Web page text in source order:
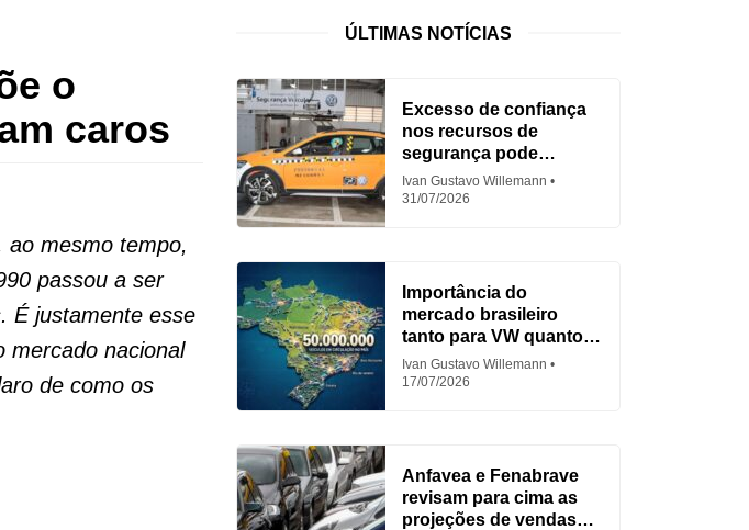
o
caros
ao mesmo tempo,
passou a ser
É justamente esse
mercado nacional
de como os
ÚLTIMAS NOTÍCIAS
Excesso de confiança
nos recursos de
segurança pode
aumentar acidentes
Ivan Gustavo Willemann
31/07/2026
Importância do
mercado brasileiro
tanto para VW quanto
para Fiat
Ivan Gustavo Willemann
17/07/2026
Anfavea e Fenabrave
revisam para cima as
projeções de vendas